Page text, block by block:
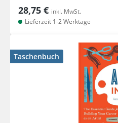
28,75 € inkl. MwSt.
Lieferzeit 1-2 Werktage
Taschenbuch